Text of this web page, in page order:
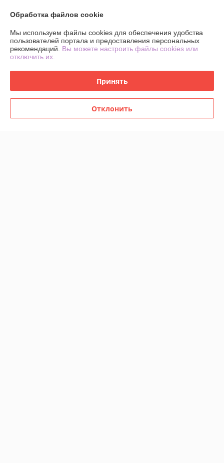
Обработка файлов cookie
Мы используем файлы cookies для обеспечения удобства
пользователей портала и предоставления персональных
рекомендаций. Вы можете настроить файлы cookies или
отключить их.
Принять
Отклонить